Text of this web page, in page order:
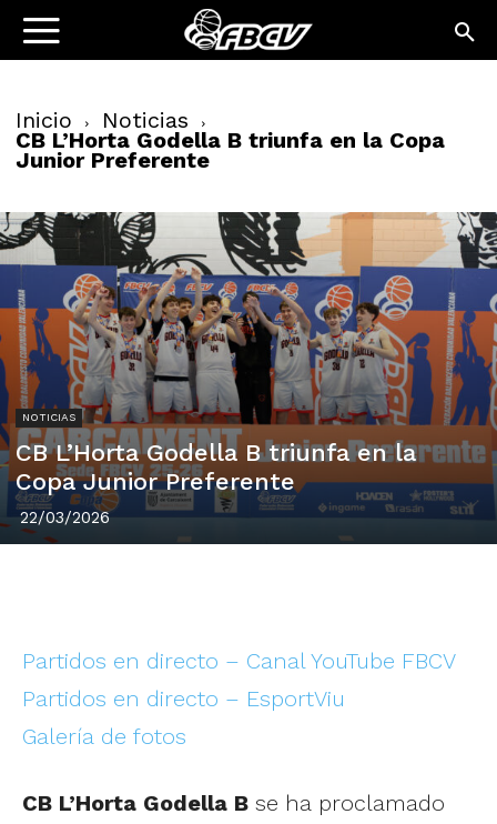
Inicio Noticias
CB L’Horta Godella B triunfa en la Copa
Junior Preferente
NOTICIAS
CB L’Horta Godella B triunfa en la
Copa Junior Preferente
22/03/2026
Partidos en directo – Canal YouTube FBCV
Partidos en directo – EsportViu
Galería de fotos
CB L’Horta Godella B se ha proclamado